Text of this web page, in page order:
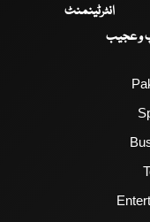
انٹرٹینمنٹ
و عجیب